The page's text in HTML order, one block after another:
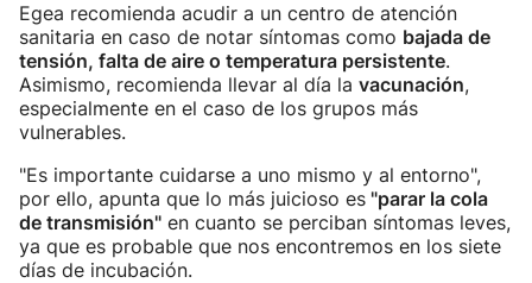
Egea recomienda acudir a un centro de atención
sanitaria en caso de notar síntomas como bajada de
tensión, falta de aire o temperatura persistente.
Asimismo, recomienda llevar al día la vacunación,
especialmente en el caso de los grupos más
vulnerables.
"Es importante cuidarse a uno mismo y al entorno",
por ello, apunta que lo más juicioso es "parar la cola
de transmisión" en cuanto se perciban síntomas leves,
ya que es probable que nos encontremos en los siete
días de incubación.